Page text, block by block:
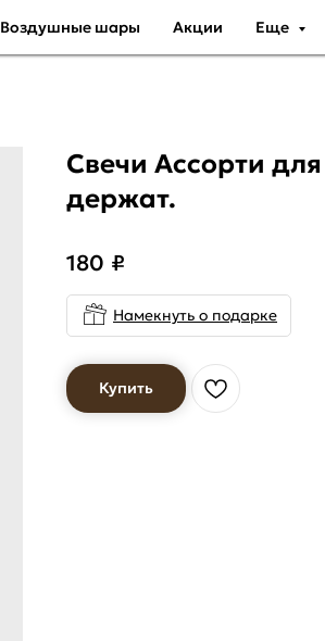
Воздушные шары Акции Еще
Свечи Ассорти
держат.
180 ₽
Намекнуть о подарке
Купить